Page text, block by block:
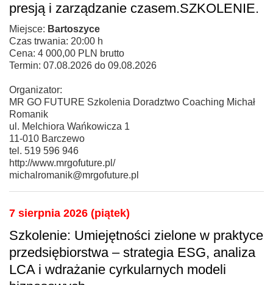
presją i zarządzanie czasem.SZKOLENIE.
Miejsce: Bartoszyce
Czas trwania: 20:00 h
Cena: 4 000,00 PLN brutto
Termin: 07.08.2026 do 09.08.2026
Organizator:
MR GO FUTURE Szkolenia Doradztwo Coaching Michał
Romanik
ul. Melchiora Wańkowicza 1
11-010 Barczewo
tel. 519 596 946
http://www.mrgofuture.pl/
michalromanik@mrgofuture.pl
7 sierpnia 2026 (piątek)
Szkolenie: Umiejętności zielone w praktyce
przedsiębiorstwa – strategia ESG, analiza
LCA i wdrażanie cyrkularnych modeli